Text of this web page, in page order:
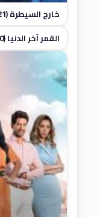
خارج السيطرة (2021)
القمر آخر الدنيا (2020)